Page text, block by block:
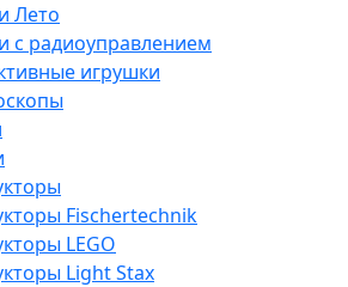
Лето
с радиоуправлением
игрушки
Fisсhertechnik
LEGO
Light Stax